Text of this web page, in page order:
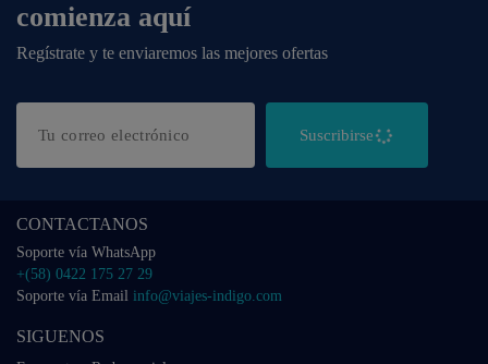
comienza aquí
Regístrate y te enviaremos las mejores ofertas
Suscribirse
CONTACTANOS
Soporte vía WhatsApp
+(58) 0422 175 27 29
Soporte vía Email info@viajes-indigo.com
SIGUENOS